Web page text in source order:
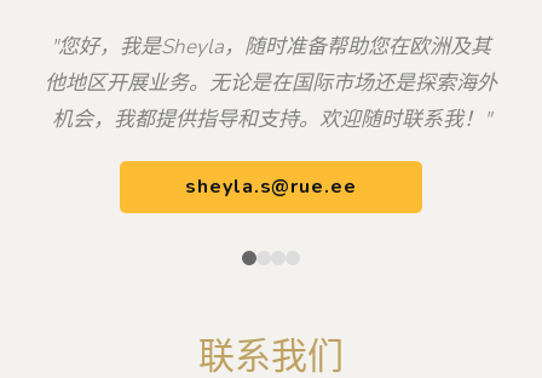
"您好，我是Sheyla，随时准备帮助您在欧洲及其
他地区开展业务。无论是在国际市场还是探索海外
机会，我都提供指导和支持。欢迎随时联系我！"
sheyla.s@rue.ee
联系我们